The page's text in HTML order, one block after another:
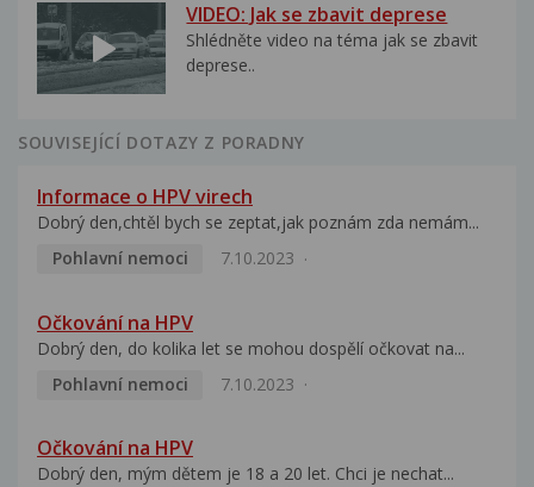
VIDEO: Jak se zbavit deprese
Shlédněte video na téma jak se zbavit
deprese..
SOUVISEJÍCÍ DOTAZY Z PORADNY
Informace o HPV virech
Dobrý den,chtěl bych se zeptat,jak poznám zda nemám...
Pohlavní nemoci
7.10.2023
Očkování na HPV
Dobrý den, do kolika let se mohou dospělí očkovat na...
Pohlavní nemoci
7.10.2023
Očkování na HPV
Dobrý den, mým dětem je 18 a 20 let. Chci je nechat...